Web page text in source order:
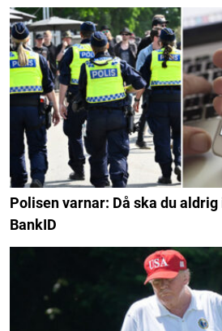
Polisen varnar: Då ska du
BankID